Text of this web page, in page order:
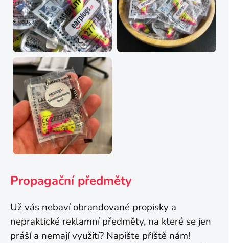
Propagační předměty
Už vás nebaví obrandované propisky a
nepraktické reklamní předměty, na které se jen
práší a nemají využití? Napište příště nám!